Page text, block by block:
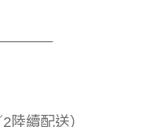
陸續配送）